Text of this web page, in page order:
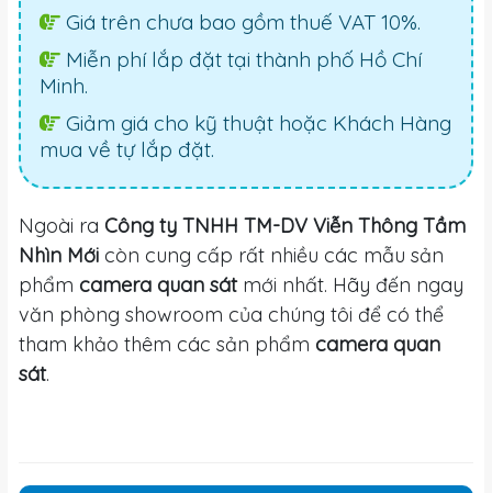
Giá trên chưa bao gồm thuế VAT 10%.
Miễn phí lắp đặt tại thành phố Hồ Chí
Minh.
Giảm giá cho kỹ thuật hoặc Khách Hàng
mua về tự lắp đặt.
Ngoài ra Công ty TNHH TM-DV Viễn Thông Tầm
Nhìn Mới còn cung cấp rất nhiều các mẫu sản
phẩm camera quan sátmới nhất. Hãy đến ngay
văn phòng showroom của chúng tôi để có thể
tham khảo thêm các sản phẩm camera quan
sát.